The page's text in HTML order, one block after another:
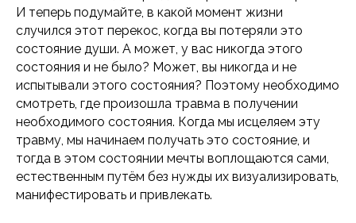
И теперь подумайте, в какой момент жизни
случился этот перекос, когда вы потеряли это
состояние души. А может, у вас никогда этого
состояния и не было? Может, вы никогда и не
испытывали этого состояния? Поэтому необходимо
смотреть, где произошла травма в получении
необходимого состояния. Когда мы исцеляем эту
травму, мы начинаем получать это состояние, и
тогда в этом состоянии мечты воплощаются сами,
естественным путём без нужды их визуализировать,
манифестировать и привлекать.